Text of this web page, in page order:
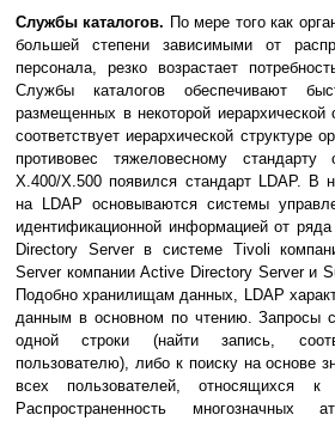
Службы каталогов. По мере того как
большей степени зависимыми от
персонала, резко возрастает
Службы каталогов обеспечивают
размещенных в некоторой иерархической
соответствует иерархической структуре
противовес тяжеловесному
X.400/X.500 появился стандарт LDAP. В
на LDAP основываются системы
идентификационной информацией от
Directory Server в системе Tivoli
Server компании Active Directory Server и
Подобно хранилищам данных, LDAP
данным в основном по чтению. Запросы
одной строки (найти запись,
пользователю), либо к поиску на основе
всех пользователей, относящихся к
Распространенность многозначных